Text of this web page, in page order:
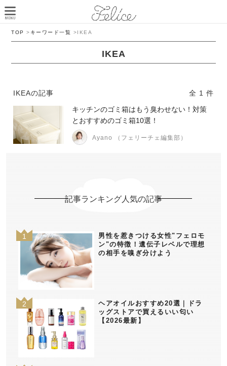
TOP > キーワード一覧 >IKEA
IKEA
IKEAの記事
全 1 件
キッチンのゴミ箱はもう臭わせない！対策
とおすすめのゴミ箱10選！
Ayano （フェリーチェ編集部）
記事ランキング人気の記事
男性を惹きつける女性"フェロモ
ン"の特徴！遺伝子レベルで理想
の相手を嗅ぎ分けよう
ヘアオイルおすすめ20選｜ドラ
ッグストアで買えるいい匂い
【2026最新】